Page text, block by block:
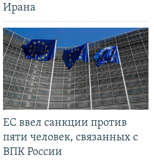
Ирана
ЕС ввел санкции против
пяти человек, связанных с
ВПК России